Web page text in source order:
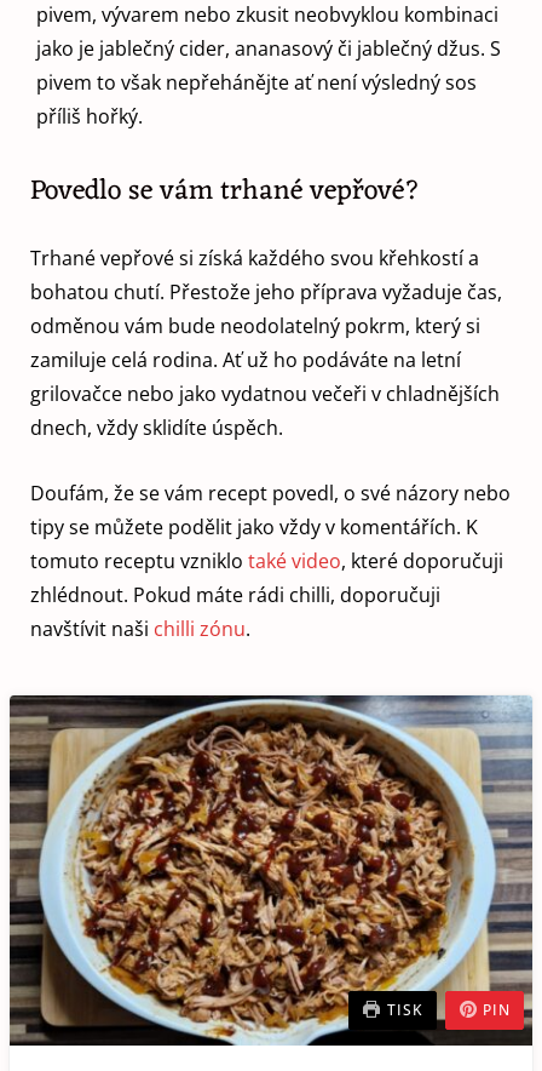
pivem, vývarem nebo zkusit neobvyklou kombinaci
jako je jablečný cider, ananasový či jablečný džus. S
pivem to však nepřehánějte ať není výsledný sos
příliš hořký.
Povedlo se vám trhané vepřové?
Trhané vepřové si získá každého svou křehkostí a
bohatou chutí. Přestože jeho příprava vyžaduje čas,
odměnou vám bude neodolatelný pokrm, který si
zamiluje celá rodina. Ať už ho podáváte na letní
grilovačce nebo jako vydatnou večeři v chladnějších
dnech, vždy sklidíte úspěch.
Doufám, že se vám recept povedl, o své názory nebo
tipy se můžete podělit jako vždy v komentářích. K
tomuto receptu vzniklo také video, které doporučuji
zhlédnout. Pokud máte rádi chilli, doporučuji
navštívit naši chilli zónu.
TISK PIN